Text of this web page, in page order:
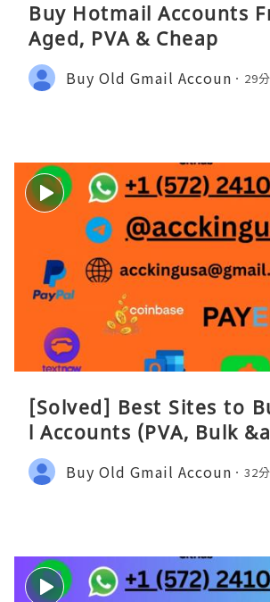
Buy Hotmail Accounts
Aged, PVA & Cheap
Buy Old Gmail Accoun 29
[Solved] Best Sites to
l Accounts (PVA, Bulk
Buy Old Gmail Accoun 32